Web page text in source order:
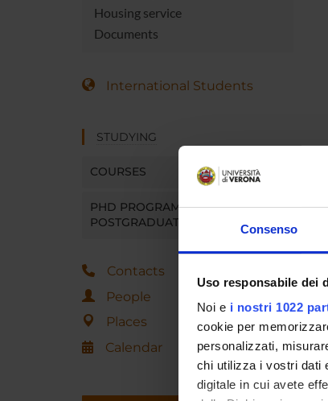
Consenso
Uso responsabile dei
Noi e i nostri 1022
cookie per
personalizzati,
chi utilizza i vostri dati
digitale in cui avete
Housing service
Documents
International Students
STUDYING
COURSES
PHD PROGRAMMES AND
POSTGRADUATE TRAINING
Contacts
People
Places
Calendar